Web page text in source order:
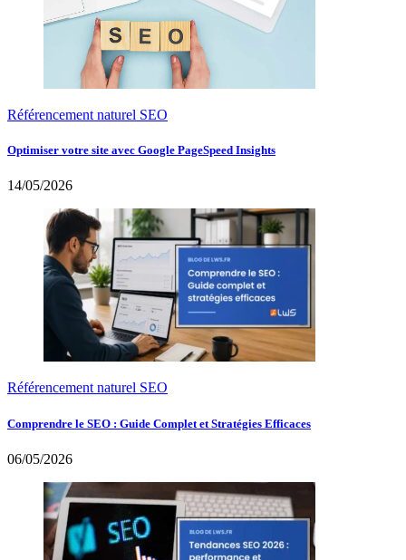
Référencement naturel SEO
Optimiser votre site avec Google PageSpeed Insights
14/05/2026
Référencement naturel SEO
Comprendre le SEO : Guide Complet et Stratégies Efficaces
06/05/2026